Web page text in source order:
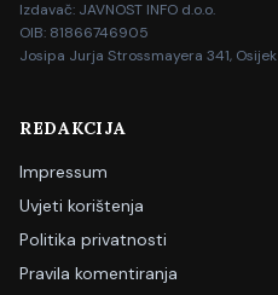
Izdavač: JAVNOST INFO d.o.o.
OIB: 81866746905
Josipa Jurja Strossmayera 341, Osijek
REDAKCIJA
Impressum
Uvjeti korištenja
Politika privatnosti
Pravila komentiranja